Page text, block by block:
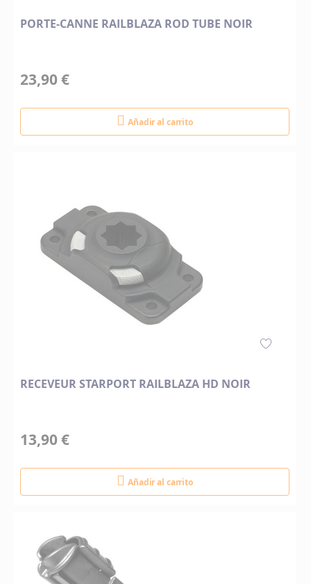
PORTE-CANNE RAILBLAZA ROD TUBE NOIR
23,90 €
Añadir al carrito
RECEVEUR STARPORT RAILBLAZA HD NOIR
13,90 €
Añadir al carrito